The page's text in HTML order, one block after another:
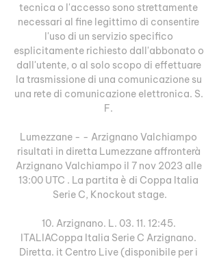
tecnica o l'accesso sono strettamente
necessari al fine legittimo di consentire
l'uso di un servizio specifico
esplicitamente richiesto dall'abbonato o
dall'utente, o al solo scopo di effettuare
la trasmissione di una comunicazione su
una rete di comunicazione elettronica. S.
F.
Lumezzane - - Arzignano Valchiampo
risultati in diretta Lumezzane affronterà
Arzignano Valchiampo il 7 nov 2023 alle
13:00 UTC . La partita è di Coppa Italia
Serie C, Knockout stage.
10. Arzignano. L. 03. 11. 12:45.
ITALIACoppa Italia Serie C Arzignano.
Diretta. it Centro Live (disponibile per i